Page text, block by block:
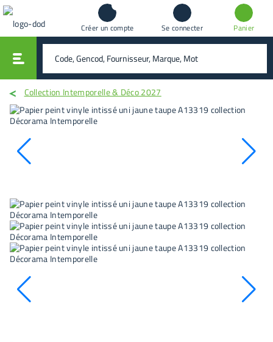
Créer un compte Se connecter Panier
rechercher
Collection Intemporelle & Déco 2027